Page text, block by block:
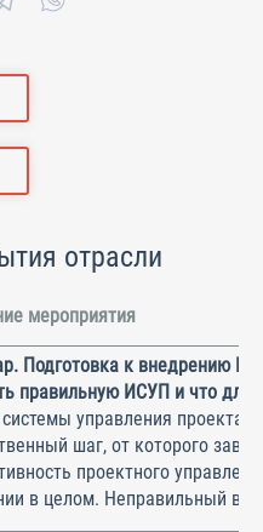
отрасли
мероприятия
Подготовка к внедрению
правильную ИСУП и что для
управления
шаг, от которого
проектного
в целом. Неправильный